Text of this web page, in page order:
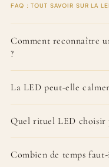
FAQ : TOUT SAVOIR SUR LA
Comment reconnaître
?
La LED peut-elle
Quel rituel LED choisir
Combien de temps